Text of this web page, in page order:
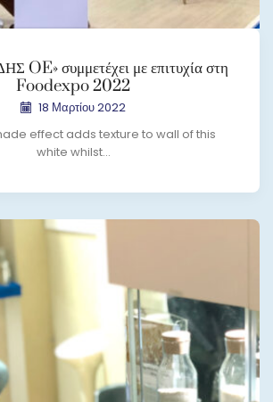
OE» συμμετέχει με επιτυχία στη
Foodexpo 2022
18 Μαρτίου 2022
effect adds texture to wall of this
white whilst...